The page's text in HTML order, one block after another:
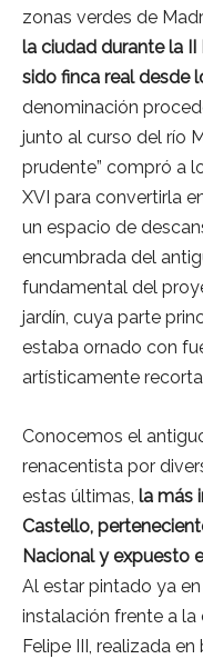
zonas verdes de
la ciudad durante la
sido finca real desde
denominación
junto al curso del río
prudente” compró a
XVI para convertirla
un espacio de
encumbrada del
fundamental del
jardín, cuya parte
estaba ornado con
artísticamente
Conocemos el
renacentista por
estas últimas, la más
Castello,
Nacional y expuesto
Al estar pintado ya
instalación frente a
Felipe III, realizada